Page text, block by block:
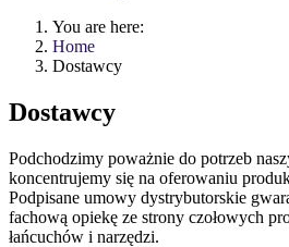
You are here:
Home
Dostawcy
Dostawcy
Podchodzimy poważnie do potrzeb
koncentrujemy się na oferowaniu
Podpisane umowy dystrybutorskie
fachową opiekę ze strony czołowych
łańcuchów i narzędzi.